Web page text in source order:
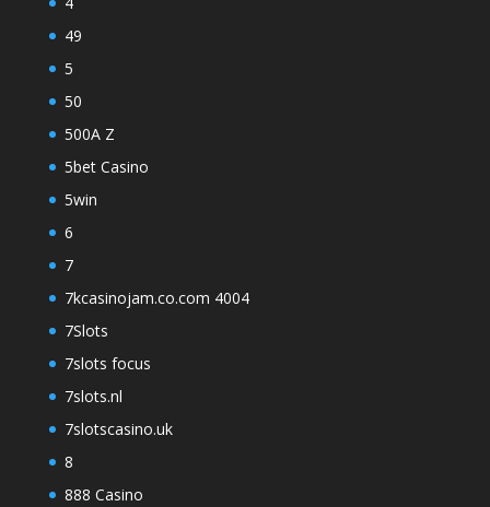
49
5
50
500A Z
5bet Casino
5win
6
7
7kcasinojam.co.com 4004
7Slots
7slots focus
7slots.nl
7slotscasino.uk
8
888 Casino